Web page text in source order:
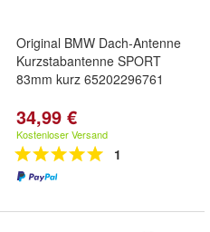
Original BMW Dach-Antenne
Kurzstabantenne SPORT
83mm kurz 65202296761
34,99 €
Kostenloser Versand
1